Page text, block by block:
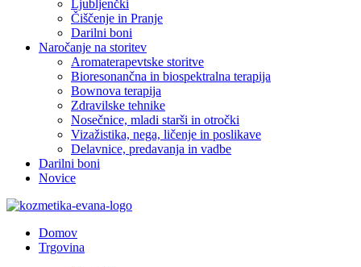
Ljubljenčki
Čiščenje in Pranje
Darilni boni
Naročanje na storitev
Aromaterapevtske storitve
Bioresonančna in biospektralna terapija
Bownova terapija
Zdravilske tehnike
Nosečnice, mladi starši in otročki
Vizažistika, nega, ličenje in poslikave
Delavnice, predavanja in vadbe
Darilni boni
Novice
Domov
Trgovina